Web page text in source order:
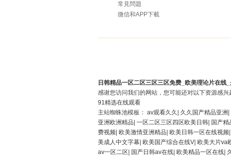
常見問題
微信和APP下載
日韩精品一区二区三区三区免费_欧美理论片在
感谢您访问我们的网站，您可能还对以下资源感兴
91精选在线观看
主站蜘蛛池模板： av观看久久 久久国产精品亚洲
亚洲欧洲精品 一区二区三区四区欧美日韩 国产
费视频 欧美激情亚洲精品 欧美日韩一区在线视频
美成人中文字幕 欧美国产综合在线V 欧美大片va
av一区二区
国产日韩av在线 欧美精品一区在线